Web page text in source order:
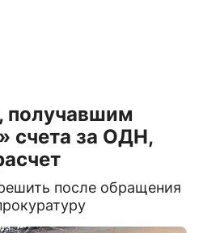
получавшим
счета за ОДН,
после обращения